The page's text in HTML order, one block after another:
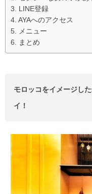
LINE登録
AYAへのアクセス
メニュー
まとめ
モロッコをイメージし
イ！